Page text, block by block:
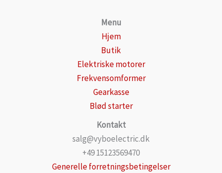
Menu
Hjem
Butik
Elektriske motorer
Frekvensomformer
Gearkasse
Blød starter
Kontakt
salg@vyboelectric.dk
+49 15123569470
Generelle forretningsbetingelser